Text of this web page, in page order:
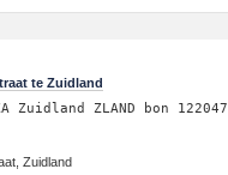
te Zuidland
Zuidland ZLAND bon 122047
Zuidland